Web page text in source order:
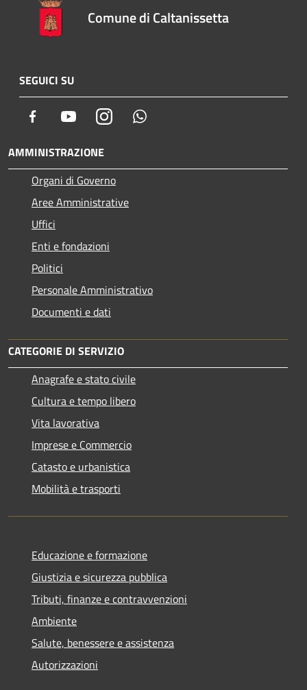
Comune di Caltanissetta
SEGUICI SU
Facebook YoutubeInstagram
AMMINISTRAZIONE
Organi di Governo
Aree Amministrative
Uffici
Enti e fondazioni
Politici
Personale Amministrativo
Documenti e dati
CATEGORIE DI SERVIZIO
Anagrafe e stato civile
Cultura e tempo libero
Vita lavorativa
Imprese e Commercio
Catasto e urbanistica
Mobilità e trasporti
Educazione e formazione
Giustizia e sicurezza pubblica
Tributi, finanze e contravvenzioni
Ambiente
Salute, benessere e assistenza
Autorizzazioni